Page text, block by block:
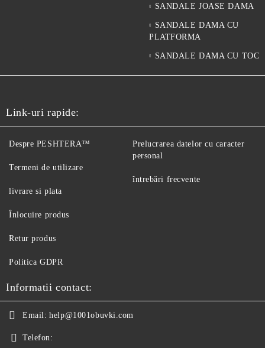
SANDALE JOASE DAMA
SANDALE DAMA CU
PLATFORMA
SANDALE DAMA CU TOC
Link-uri rapide:
Despre PESHTERA™
Termeni de utilizare
livrare si plata
Înlocuire produs
Retur produs
Politica GDPR
Prelucrarea datelor cu caracter
personal
întrebări frecvente
Informatii contact:
Email: help@1001obuvki.com
Telefon: